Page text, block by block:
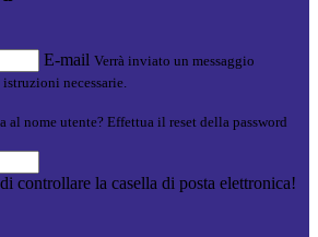
E-mail Verrà inviato un messaggio
necessarie.
al nome utente? Effettua il reset della password
controllare la casella di posta elettronica!